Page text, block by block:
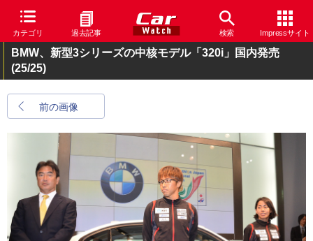
カテゴリ 過去記事 検索 Impressサイト
BMW、新型3シリーズの中核モデル「320i」国内発売
(25/25)
前の画像